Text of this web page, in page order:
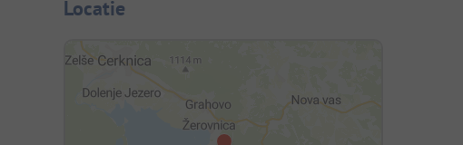
Locatie